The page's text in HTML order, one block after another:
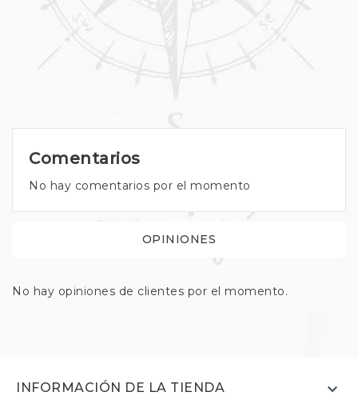
Comentarios
No hay comentarios por el momento
OPINIONES
No hay opiniones de clientes por el momento.
INFORMACIÓN DE LA TIENDA 